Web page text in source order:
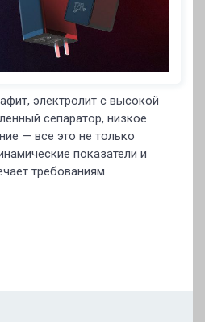
электролит с высокой
сепаратор, низкое
— все это не только
показатели и
требованиям